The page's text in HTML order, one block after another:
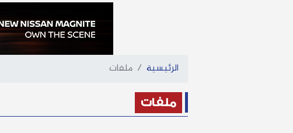
الرئيسية ملفات
ملفات